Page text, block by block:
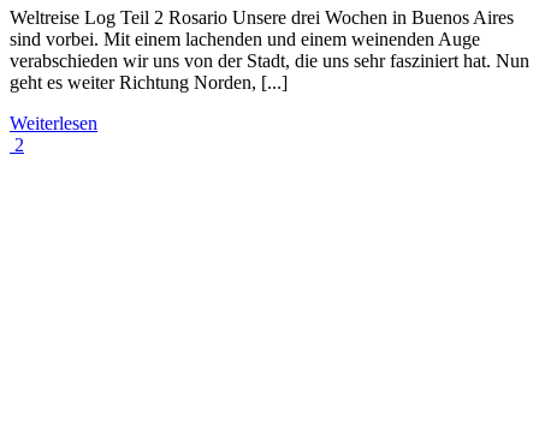
Weltreise Log Teil 2 Rosario Unsere drei Wochen in Buenos Aires
sind vorbei. Mit einem lachenden und einem weinenden Auge
verabschieden wir uns von der Stadt, die uns sehr fasziniert hat. Nun
geht es weiter Richtung Norden, [...]
Weiterlesen
2